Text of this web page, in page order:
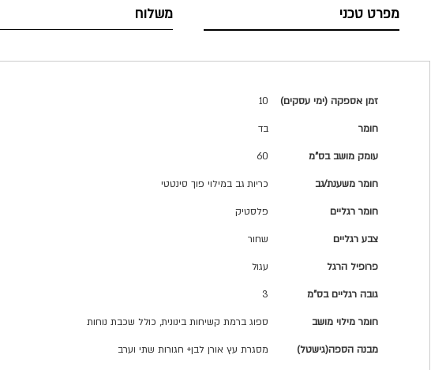
מפרט טכני
זמן אספקה (ימי עסקים) 10
חומר בד
עומק מושב בס"מ 60
חומר משענת/גב כריות גב במילוי פוך סינטטי
חומר רגליים פלסטיק
צבע רגליים שחור
פרופיל הרגל עגול
גובה רגליים בס"מ 3
חומר מילוי מושב ספוג ברמת קשיחות בינונית, כולל שכבת נוחות
מבנה הספה(גישטל) מסגרת עץ אורן לבן+ חגורות שתי וערב
משלוח